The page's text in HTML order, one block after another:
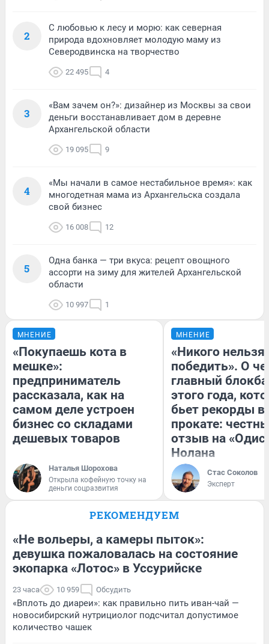
2
С любовью к лесу и морю: как северная
природа вдохновляет молодую маму из
Северодвинска на творчество
22 495 4
3
«Вам зачем он?»: дизайнер из Москвы за свои
деньги восстанавливает дом в деревне
Архангельской области
19 095 9
4
«Мы начали в самое нестабильное время»: как
многодетная мама из Архангельска создала
свой бизнес
16 008 12
5
Одна банка — три вкуса: рецепт овощного
ассорти на зиму для жителей Архангельской
области
10 997 1
МНЕНИЕ
«Покупаешь кота в
мешке»:
предприниматель
рассказала, как на
самом деле устроен
бизнес со складами
дешевых товаров
Наталья Шорохова
Открыла кофейную точку на
деньги соцразвития
МНЕНИЕ
«Никого нельзя
победить». О
главный
этого года,
бьет рекорды в
прокате:
отзыв на
Нолана
Стас Соколов
Эксперт
РЕКОМЕНДУЕМ
«Не вольеры, а камеры пыток»:
девушка пожаловалась на состояние
экопарка «Лотос» в Уссурийске
23 часа 10 959 Обсудить
«Вплоть до диареи»: как правильно пить иван-чай —
новосибирский нутрициолог подсчитал допустимое
количество чашек